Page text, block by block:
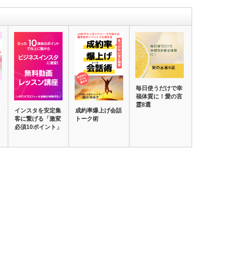
インスタを安定集
客に繋げる「激変
必須10ポイント」
成約率爆上げ会話
トーク術
毎日使うだけで幸
福体質に！愛の言
霊8選